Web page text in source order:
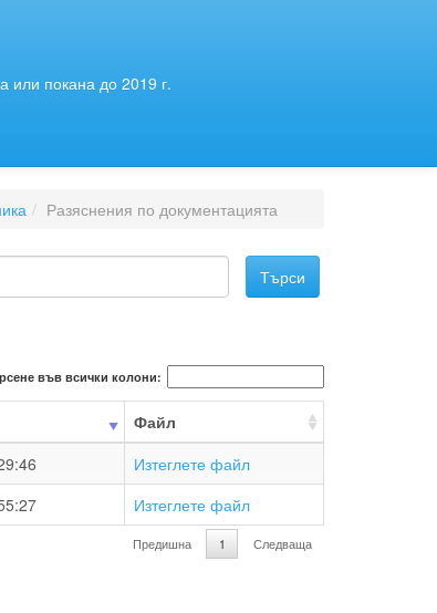
или покана до 2019 г.
Разяснения по документацията
във всички колони:
Файл
Изтеглете файл
Изтеглете файл
Предишна 1 Следваща